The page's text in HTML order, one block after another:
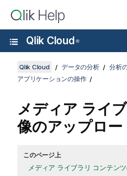
Qlik Cloud ®
Qlik Cloud データの分析
分析
アプリケーションの操作
メディア ライ
像のアップロー
このページ上
メディア ライブラリ コンテン